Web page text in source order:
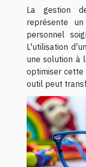
EHPAD
La gestion
représente
personnel
L'utilisation
une solution à
optimiser cette
outil peut